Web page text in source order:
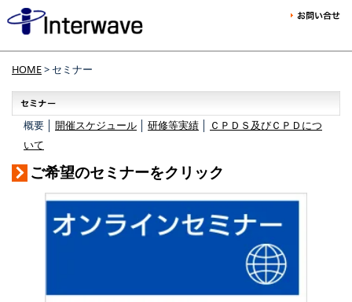
HOME> セミナー
概要 │ 開催スケジュール 研修等実績
ＣＰＤＳ及びＣＰＤにつ
いて
ご希望のセミナーをクリック